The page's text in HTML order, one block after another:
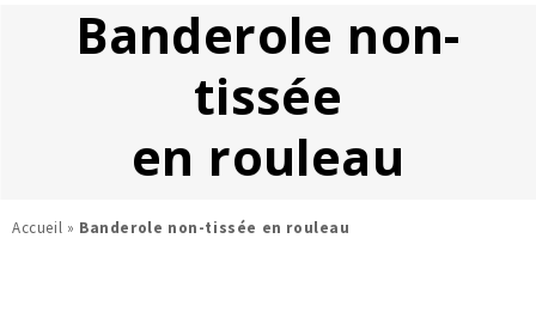
Banderole non-
tissée
en rouleau
Accueil » Banderole non-tissée en rouleau